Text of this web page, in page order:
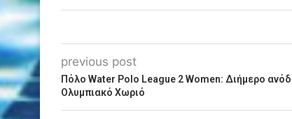
previous post
Πόλο Water Polo League 2 Women: Διήμερο
Ολυμπιακό Χωριό